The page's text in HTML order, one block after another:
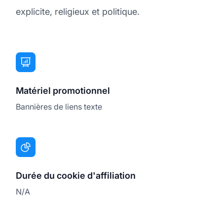
explicite, religieux et politique.
Matériel promotionnel
Bannières de liens texte
Durée du cookie d'affiliation
N/A